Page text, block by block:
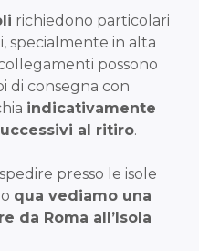
richiedono particolari
specialmente in alta
possono
di consegna con
indicativamente
al ritiro.
presso le isole
qua vediamo una
da Roma all’Isola